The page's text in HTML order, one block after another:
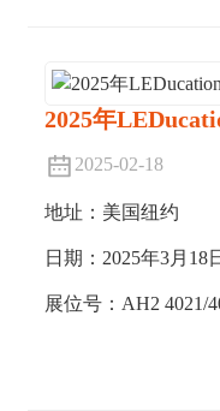
2025年
2025-02-18
地址：美国纽约
日期：2025年3月18
展位号：AH2 4021/